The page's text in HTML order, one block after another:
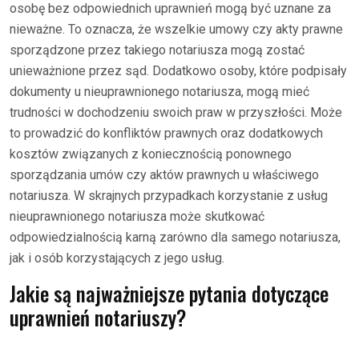
osobę bez odpowiednich uprawnień mogą być uznane za
nieważne. To oznacza, że wszelkie umowy czy akty prawne
sporządzone przez takiego notariusza mogą zostać
unieważnione przez sąd. Dodatkowo osoby, które podpisały
dokumenty u nieuprawnionego notariusza, mogą mieć
trudności w dochodzeniu swoich praw w przyszłości. Może
to prowadzić do konfliktów prawnych oraz dodatkowych
kosztów związanych z koniecznością ponownego
sporządzania umów czy aktów prawnych u właściwego
notariusza. W skrajnych przypadkach korzystanie z usług
nieuprawnionego notariusza może skutkować
odpowiedzialnością karną zarówno dla samego notariusza,
jak i osób korzystających z jego usług.
Jakie są najważniejsze pytania dotyczące
uprawnień notariuszy?